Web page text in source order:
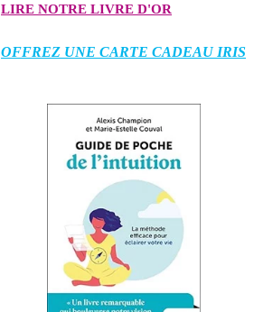
LIRE NOTRE LIVRE D'OR
OFFREZ UNE CARTE CADEAU IRIS